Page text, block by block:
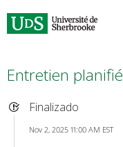
Entretien planifié
Finalizado
Nov 2, 2025 11:00 AM EST